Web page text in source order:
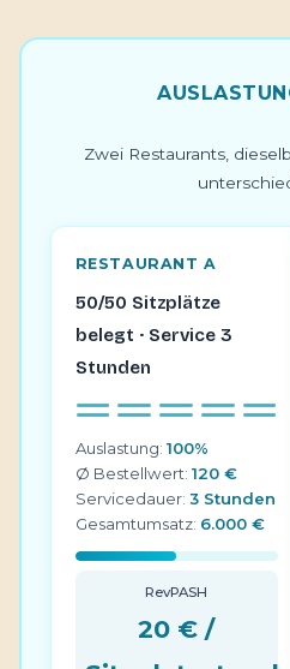
Zwei Restaurants,
RESTAURANT A
50/50 Sitzplätze
belegt · Service 3
Stunden
Auslastung: 100%
Ø Bestellwert: 120 €
Servicedauer: 3 Stunden
Gesamtumsatz: 6.000 €
RevPASH
20 € /